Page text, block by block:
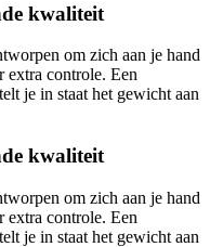
kwaliteit
om zich aan je hand
extra controle. Een
je in staat het gewicht aan
kwaliteit
om zich aan je hand
extra controle. Een
je in staat het gewicht aan